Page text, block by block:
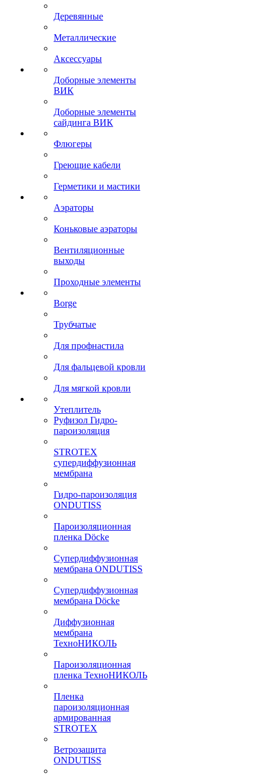
Деревянные
Металлические
Аксессуары
Доборные элементы
ВИК
Доборные элементы
сайдинга ВИК
Флюгеры
Греющие кабели
Герметики и мастики
Аэраторы
Коньковые аэраторы
Вентиляционные
выходы
Проходные элементы
Borge
Трубчатые
Для профнастила
Для фальцевой кровли
Для мягкой кровли
Утеплитель
Руфизол Гидро-
пароизоляция
STROTEX
супердиффузионная
мембрана
Гидро-пароизоляция
ONDUTISS
Пароизоляционная
пленка Döcke
Супердиффузионная
мембрана ONDUTISS
Супердиффузионная
мембрана Döcke
Диффузионная
мембрана
ТехноНИКОЛЬ
Пароизоляционная
пленка ТехноНИКОЛЬ
Пленка
пароизоляционная
армированная
STROTEX
Ветрозащита
ONDUTISS